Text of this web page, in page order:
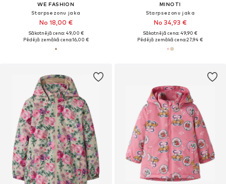
WE FASHION
Starpsezonu jaka
No 18,00 €
Sākotnējā cena: 49,00 €
Pēdējā zemākā cena:16,00 €
MINOTI
Starpsezonu jaka
No 34,93 €
Sākotnējā cena: 49,90 €
Pēdējā zemākā cena:27,94 €